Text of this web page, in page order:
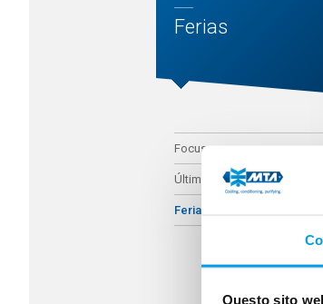
Questo sito
Ferias
Focus
Últimas Noticias
Ferias